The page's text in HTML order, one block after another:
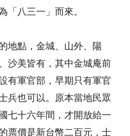
「八三一」而來。
地點，金城、山外、陽
沙美皆有，其中金城庵前
有軍官部，早期只有軍官
兵也可以。原本當地民眾
七十六年間，才開放給一
票價是新台幣二百元，士